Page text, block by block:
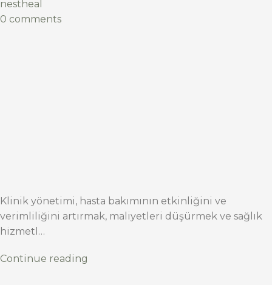
nestheal
0 comments
Klinik yönetimi, hasta bakımının etkinliğini ve
verimliliğini artırmak, maliyetleri düşürmek ve sağlık
hizmetl…
Continue reading